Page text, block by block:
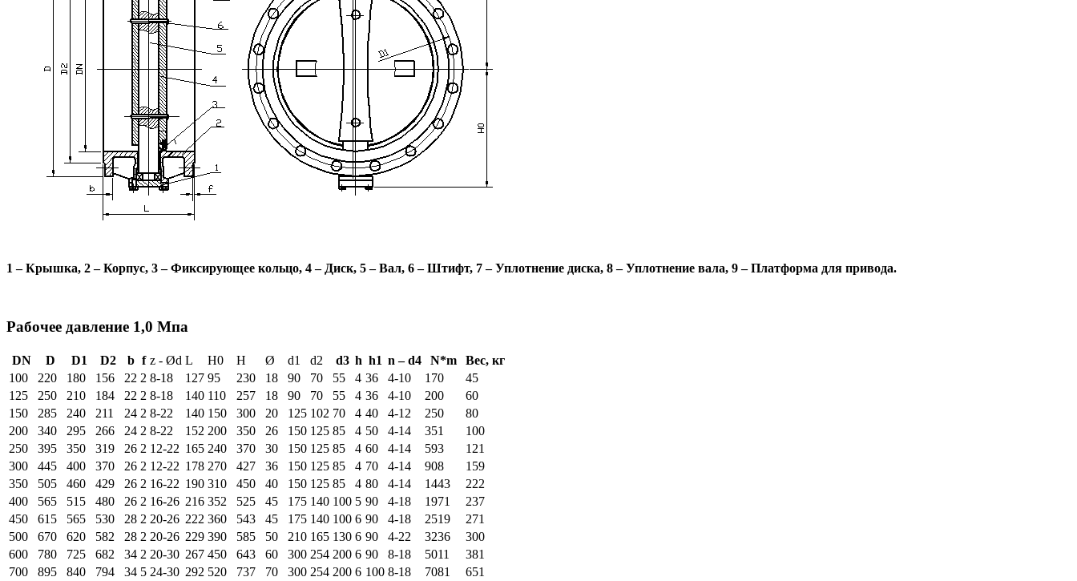
1 – Крышка, 2 – Корпус, 3 – Фиксирующее кольцо, 4 – Диск, 5 – Вал, 6 – Штифт, 7 – Уплотнение диска, 8 – Уплотнение вала, 9 – Платформа для привода.
Рабочее давление 1,0 Мпа
DN D D1 D2 b f z - Ød L H0 H Ø d1 d2 d3 h h1 n – d4 N*m
Вес, кг
100
220 180 156 22 2 8-18 127 95 230 18 90 70 55 4 36 4-10 170
45
125
250 210 184 22 2 8-18 140 110 257 18 90 70 55 4 36 4-10 200
60
150
285 240 211 24 2 8-22 140 150 300 20 125 102 70 4 40 4-12 250
80
200
340 295 266 24 2 8-22 152 200 350 26 150 125 85 4 50 4-14 351
100
250
395 350 319 26 2 12-22 165 240 370 30 150 125 85 4 60 4-14 593
121
300
445 400 370 26 2 12-22 178 270 427 36 150 125 85 4 70 4-14 908
159
350
505 460 429 26 2 16-22 190 310 450 40 150 125 85 4 80 4-14 1443
222
400
565 515 480 26 2 16-26 216 352 525 45 175 140 100 5 90 4-18 1971
237
450
615 565 530 28 2 20-26 222 360 543 45 175 140 100 6 90 4-18 2519
271
500
670 620 582 28 2 20-26 229 390 585 50 210 165 130 6 90 4-22 3236
300
600
780 725 682 34 2 20-30 267 450 643 60 300 254 200 6 90 8-18 5011
381
700
895 840 794 34 5 24-30 292 520 737 70 300 254 200 6 100 8-18 7081 651